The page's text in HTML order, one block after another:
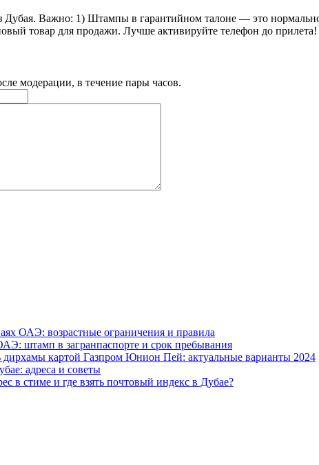
Дубая. Важно: 1) Штампы в гарантийном талоне — это
товар для продажи. Лучше активируйте телефон до прилета!
модерации, в течение пары часов.
ОАЭ: возрастные ограничения и правила
штамп в загранпаспорте и срок пребывания
картой Газпром Юнион Пей: актуальные варианты 2024
адреса и советы
в стиме и где взять почтовый индекс в Дубае?